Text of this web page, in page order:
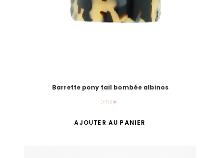
Barrette pony tail bombée albinos
34.00€
AJOUTER AU PANIER